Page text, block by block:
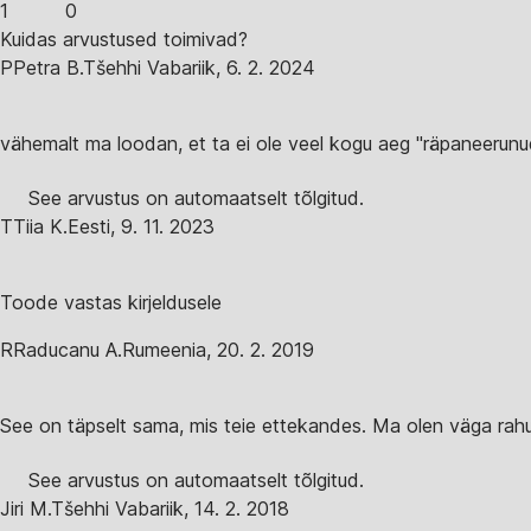
1
0
Kuidas arvustused toimivad?
PPetra B.Tšehhi Vabariik, 6. 2. 2024
vähemalt ma loodan, et ta ei ole veel kogu aeg
See arvustus on automaatselt tõlgitud.
TTiia K.Eesti, 9. 11. 2023
Toode vastas kirjeldusele
RRaducanu A.Rumeenia, 20. 2. 2019
See on täpselt sama, mis teie ettekandes. Ma olen väga
See arvustus on automaatselt tõlgitud.
Jiri M.Tšehhi Vabariik, 14. 2. 2018